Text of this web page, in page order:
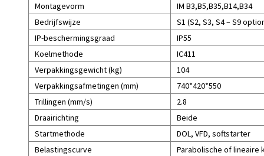
Montagevorm
IM B3,B5,B35,B14,B34
Bedrijfswijze
S1 (S2, S3, S4 – S9
IP-beschermingsgraad
IP55
Koelmethode
IC411
Verpakkingsgewicht (kg)
104
Verpakkingsafmetingen (mm)
740*420*550
Trillingen (mm/s)
2.8
Draairichting
Beide
Startmethode
DOL, VFD, softstarter
Belastingscurve
Parabolische of lineaire